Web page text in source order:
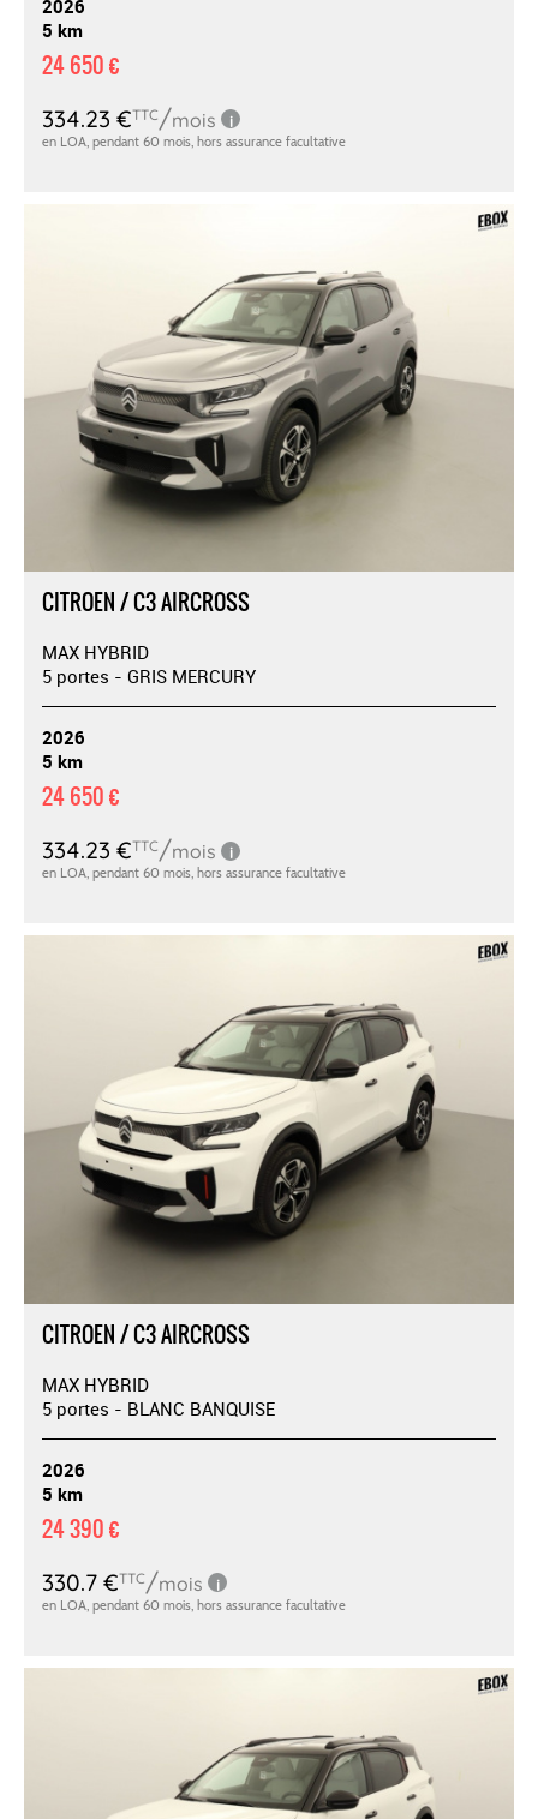
2026
5 km
24 650 €
CITROEN / C3 AIRCROSS
MAX HYBRID
5 portes - GRIS MERCURY
2026
5 km
24 650 €
CITROEN / C3 AIRCROSS
MAX HYBRID
5 portes - BLANC BANQUISE
2026
5 km
24 390 €